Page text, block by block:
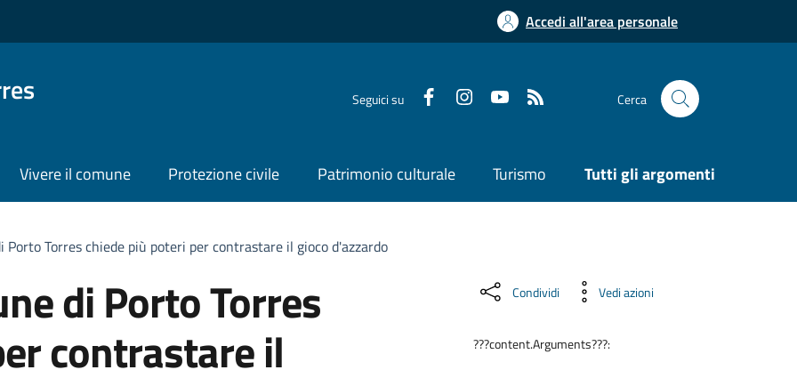
Accedi all'area personale
Seguici su Cerca
Vivere il comune Protezione civile Patrimonio culturale Turismo Tutti gli argomenti
Porto Torres chiede più poteri per contrastare il gioco d'azzardo
di Porto Torres
contrastare il
Condividi Vedi azioni
???content.Arguments???: